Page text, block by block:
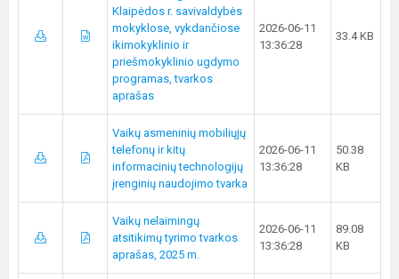
Klaipėdos r. savivaldybės
mokyklose, vykdančiose
ikimokyklinio ir
priešmokyklinio ugdymo
programas, tvarkos
aprašas
2026-06-11
13:36:28
33.4 KB
Vaikų asmeninių mobiliųjų
telefonų ir kitų
informacinių technologijų
įrenginių naudojimo tvarka
2026-06-11
13:36:28
50.38
KB
Vaikų nelaimingų
atsitikimų tyrimo tvarkos
aprašas, 2025 m.
2026-06-11
13:36:28
89.08
KB